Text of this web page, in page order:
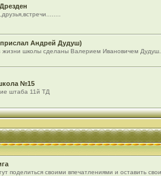
Андрей Дудуш)
жизни школы сделаны Валерием Ивановичем Дудуш.
№15
штаба 11й ТД
поделиться своими впечатлениями и оставить